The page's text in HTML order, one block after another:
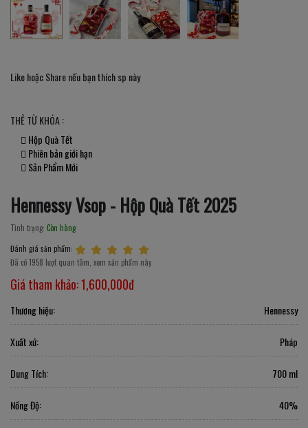
Like hoặc Share nếu bạn thích sp này
THẺ TỪ KHÓA :
Hộp Quà Tết
Phiên bản giới hạn
Sản Phẩm Mới
Hennessy Vsop - Hộp Quà Tết 2025
Tình trạng: Còn hàng
Đánh giá sản phẩm:
Đã có 1958 lượt quan tâm, xem sản phẩm này
Giá tham khảo:1,600,000đ
Thương hiệu: Hennessy
Xuất xứ: Pháp
Dung Tích: 700 ml
Nồng Độ: 40%